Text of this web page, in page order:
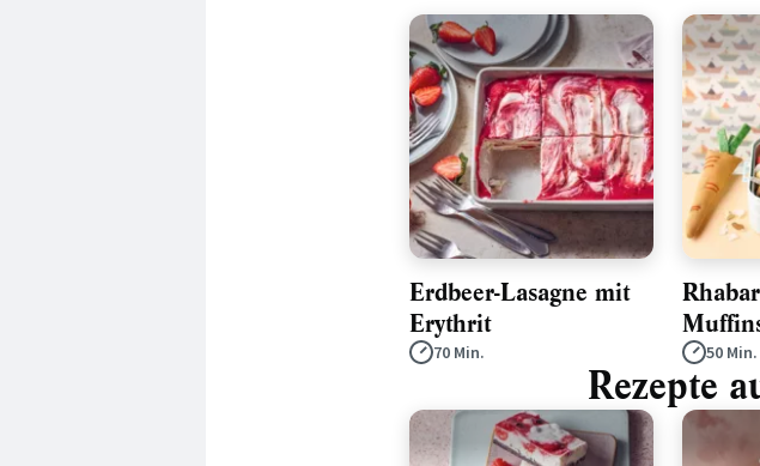
Erdbeer-Lasagne mit
Erythrit
70 Min. 50 Min.
Rezepte